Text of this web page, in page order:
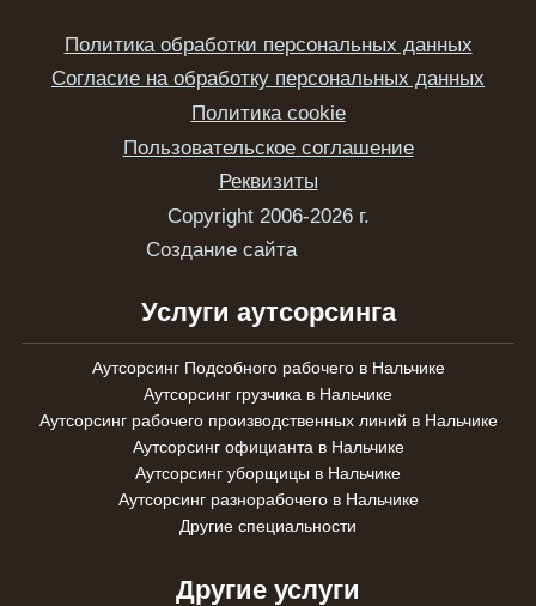
Политика обработки персональных данных
Согласие на обработку персональных данных
Политика cookie
Пользовательское соглашение
Реквизиты
Copyright 2006-2026 г.
Создание сайта
Услуги аутсорсинга
Аутсорсинг Подсобного рабочего в Нальчике
Аутсорсинг грузчика в Нальчике
Аутсорсинг рабочего производственных линий в Нальчике
Аутсорсинг официанта в Нальчике
Аутсорсинг уборщицы в Нальчике
Аутсорсинг разнорабочего в Нальчике
Другие специальности
Другие услуги